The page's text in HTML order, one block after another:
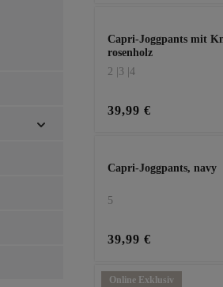
Capri-Joggpants mit
rosenholz
2 | 3 | 4
39,99 €
Capri-Joggpants, navy
5
39,99 €
Online Exklusiv